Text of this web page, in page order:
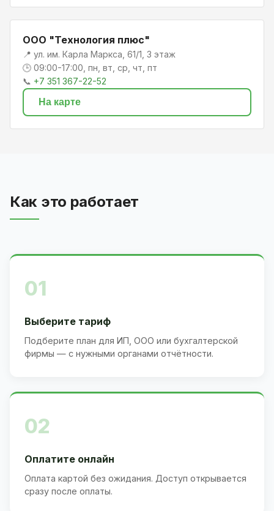
ООО "Технология плюс"
📍 ул. им. Карла Маркса, 61/1, 3 этаж
🕒 09:00-17:00, пн, вт, ср, чт, пт
📞 +7 351 367-22-52
На карте
Как это работает
01
Выберите тариф
Подберите план для ИП, ООО или бухгалтерской
фирмы — с нужными органами отчётности.
02
Оплатите онлайн
Оплата картой без ожидания. Доступ открывается
сразу после оплаты.